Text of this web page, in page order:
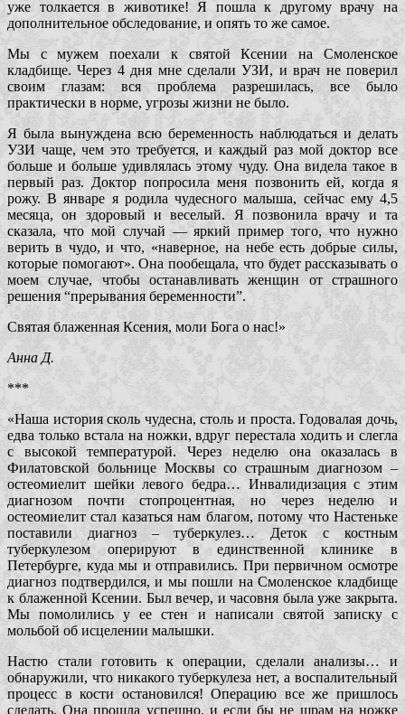
уже толкается в животике! Я пошла к другому врачу на
дополнительное обследование, и опять то же самое.
Мы с мужем поехали к святой Ксении на Смоленское
кладбище. Через 4 дня мне сделали УЗИ, и врач не поверил
своим глазам: вся проблема разрешилась, все было
практически в норме, угрозы жизни не было.
Я была вынуждена всю беременность наблюдаться и делать
УЗИ чаще, чем это требуется, и каждый раз мой доктор все
больше и больше удивлялась этому чуду. Она видела такое в
первый раз. Доктор попросила меня позвонить ей, когда я
рожу. В январе я родила чудесного малыша, сейчас ему 4,5
месяца, он здоровый и веселый. Я позвонила врачу и та
сказала, что мой случай — яркий пример того, что нужно
верить в чудо, и что, «наверное, на небе есть добрые силы,
которые помогают». Она пообещала, что будет рассказывать о
моем случае, чтобы останавливать женщин от страшного
решения “прерывания беременности”.
Святая блаженная Ксения, моли Бога о нас!»
Анна Д.
***
«Наша история сколь чудесна, столь и проста. Годовалая дочь,
едва только встала на ножки, вдруг перестала ходить и слегла
с высокой температурой. Через неделю она оказалась в
Филатовской больнице Москвы со страшным диагнозом –
остеомиелит шейки левого бедра… Инвалидизация с этим
диагнозом почти стопроцентная, но через неделю и
остеомиелит стал казаться нам благом, потому что Настеньке
поставили диагноз – туберкулез… Деток с костным
туберкулезом оперируют в единственной клинике в
Петербурге, куда мы и отправились. При первичном осмотре
диагноз подтвердился, и мы пошли на Смоленское кладбище
к блаженной Ксении. Был вечер, и часовня была уже закрыта.
Мы помолились у ее стен и написали святой записку с
мольбой об исцелении малышки.
Настю стали готовить к операции, сделали анализы… и
обнаружили, что никакого туберкулеза нет, а воспалительный
процесс в кости остановился! Операцию все же пришлось
сделать. Она прошла успешно, и если бы не шрам на ножке